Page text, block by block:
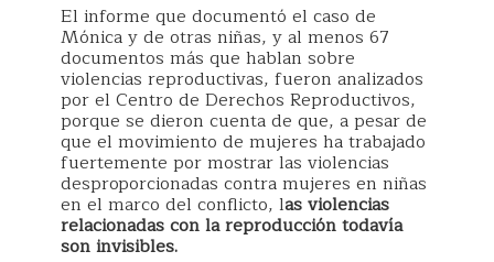
El informe que documentó el caso de
Mónica y de otras niñas, y al menos 67
documentos más que hablan sobre
violencias reproductivas, fueron analizados
por el Centro de Derechos Reproductivos,
porque se dieron cuenta de que, a pesar de
que el movimiento de mujeres ha trabajado
fuertemente por mostrar las violencias
desproporcionadas contra mujeres en niñas
en el marco del conflicto, las violencias
relacionadas con la reproducción todavía
son invisibles.